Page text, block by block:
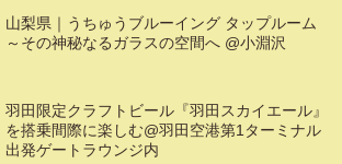
山梨県｜うちゅうブルーイング タップルーム
～その神秘なるガラスの空間へ @小淵沢
羽田限定クラフトビール『羽田スカイエール』
を搭乗間際に楽しむ@羽田空港第1ターミナル
出発ゲートラウンジ内